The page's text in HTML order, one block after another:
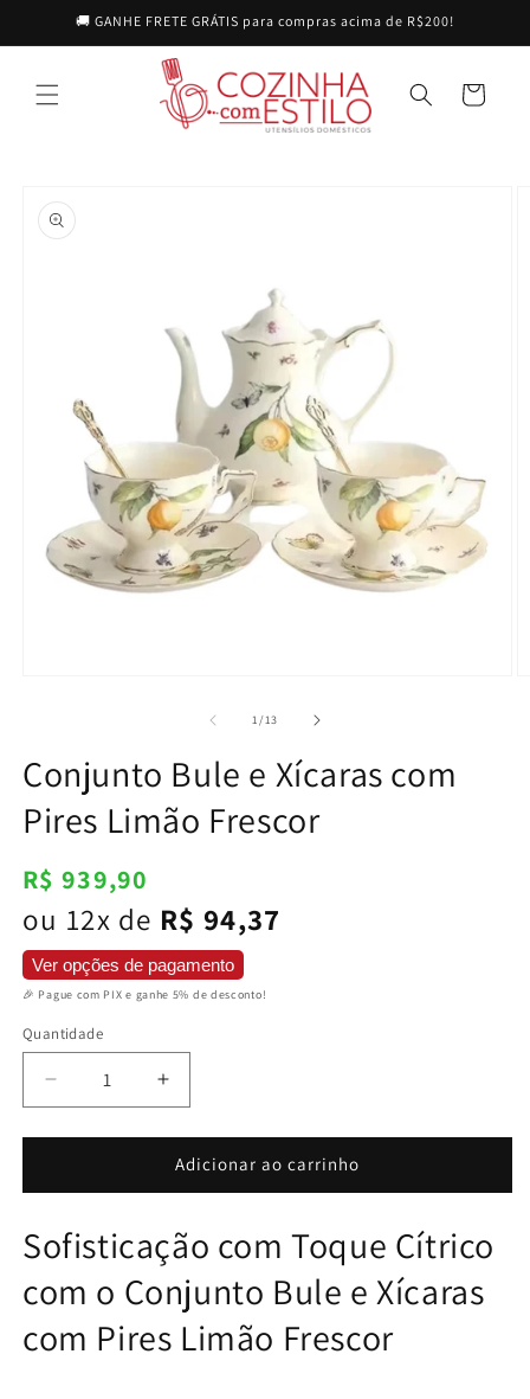
para o
conteúdo
🚚 GANHE FRETE GRÁTIS para compras acima de R$200!
Carrinho
informações
do produto
modal
1/de
13
Conjunto Bule e Xícaras com
Pires Limão Frescor
Preço
normal
R$ 939,90
ou 12x de R$ 94,37
Ver opções de pagamento
🎉 Pague com PIX e ganhe 5% de desconto!
Quantidade
Diminuir
a
quantidade
Conjunto
e
Xícaras
com
Pires
Limão
Aumentar
a
quantidade
de
Conjunto
e
Xícaras
com
Pires
Limão
Adicionar ao carrinho
Sofisticação com Toque Cítrico
com o Conjunto Bule e Xícaras
com Pires Limão Frescor